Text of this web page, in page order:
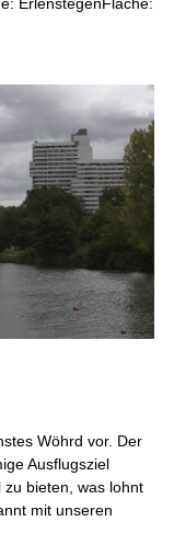
Wöhrd vor. Der
Ausflugsziel
zu bieten, was lohnt
mit unseren